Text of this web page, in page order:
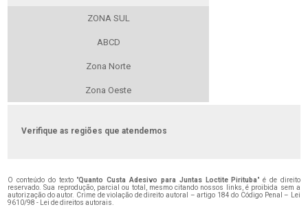
ZONA SUL
ABCD
Zona Norte
Zona Oeste
Verifique as regiões que atendemos
O conteúdo do texto "Quanto Custa Adesivo para Juntas Loctite Pirituba" é de direito
reservado. Sua reprodução, parcial ou total, mesmo citando nossos links, é proibida sem a
autorização do autor. Crime de violação de direito autoral – artigo 184 do Código Penal –
Lei
9610/98 - Lei de direitos autorais